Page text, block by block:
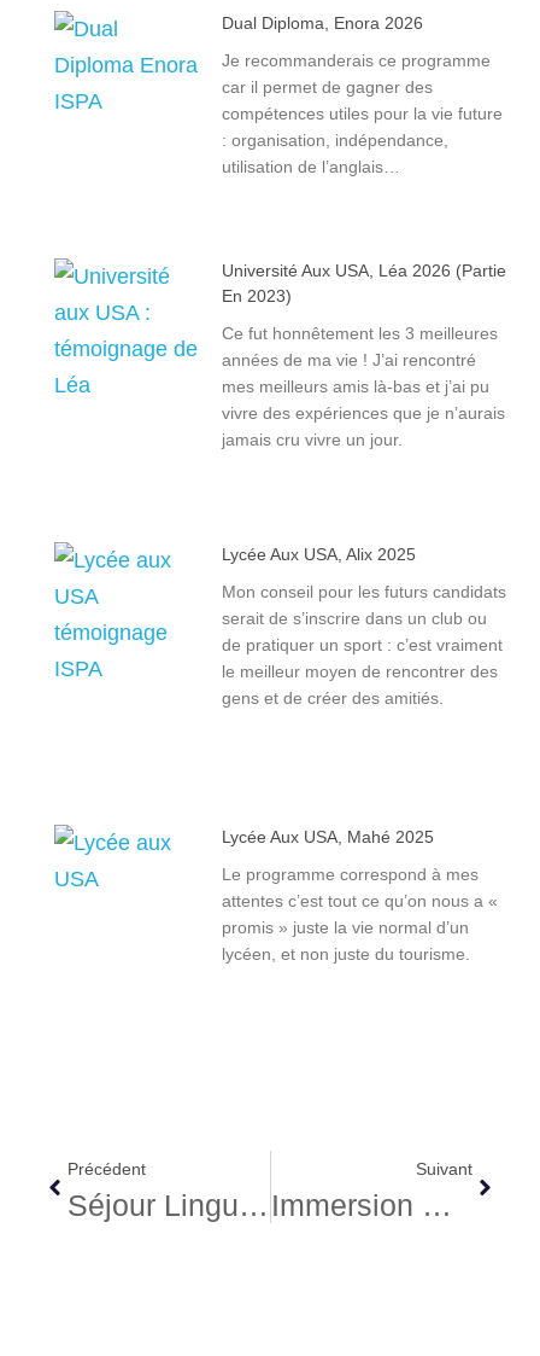
Dual Diploma, Enora 2026
Je recommanderais ce programme
car il permet de gagner des
compétences utiles pour la vie future
: organisation, indépendance,
utilisation de l’anglais…
Université Aux USA, Léa 2026 (partie
En 2023)
Ce fut honnêtement les 3 meilleures
années de ma vie ! J’ai rencontré
mes meilleurs amis là-bas et j’ai pu
vivre des expériences que je n’aurais
jamais cru vivre un jour.
Lycée Aux USA, Alix 2025
Mon conseil pour les futurs candidats
serait de s’inscrire dans un club ou
de pratiquer un sport : c’est vraiment
le meilleur moyen de rencontrer des
gens et de créer des amitiés.
Lycée Aux USA, Mahé 2025
Le programme correspond à mes
attentes c’est tout ce qu’on nous a «
promis » juste la vie normal d’un
lycéen, et non juste du tourisme.
Précédent
Séjour Linguistique USA San Diego, 2017, Alexia
Suivant
Immersion Canada, 2017, Erell